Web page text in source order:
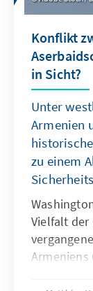
nach
überreich
Konflikt
in Sicht?
Unter
Armenien
zu einem
Vielfalt der
Armeniens